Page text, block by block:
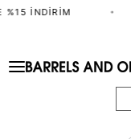
%15 İNDIRIM •